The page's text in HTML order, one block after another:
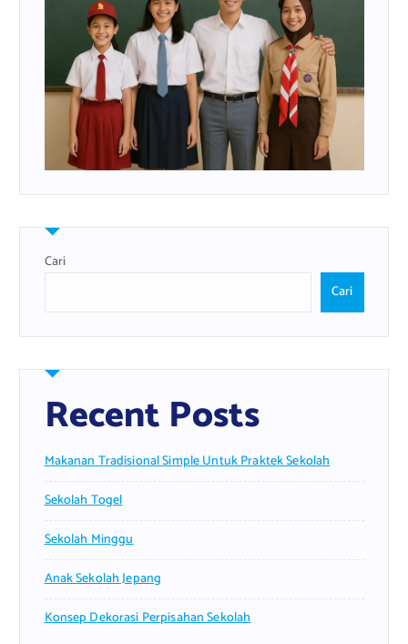
Cari
Cari
Recent Posts
Makanan Tradisional Simple Untuk Praktek Sekolah
Sekolah Togel
Sekolah Minggu
Anak Sekolah Jepang
Konsep Dekorasi Perpisahan Sekolah